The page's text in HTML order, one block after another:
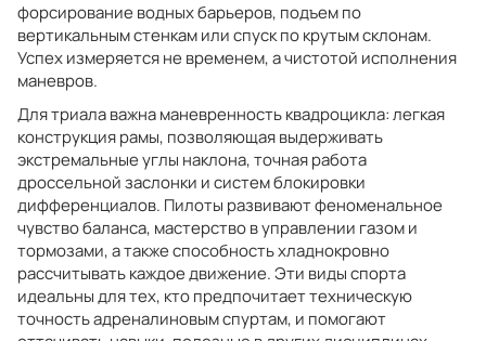
форсирование водных барьеров, подъем по
вертикальным стенкам или спуск по крутым склонам.
Успех измеряется не временем, а чистотой исполнения
маневров.
Для триала важна маневренность квадроцикла: легкая
конструкция рамы, позволяющая выдерживать
экстремальные углы наклона, точная работа
дроссельной заслонки и систем блокировки
дифференциалов. Пилоты развивают феноменальное
чувство баланса, мастерство в управлении газом и
тормозами, а также способность хладнокровно
рассчитывать каждое движение. Эти виды спорта
идеальны для тех, кто предпочитает техническую
точность адреналиновым спуртам, и помогают